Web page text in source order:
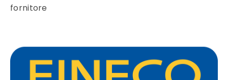
fornitore